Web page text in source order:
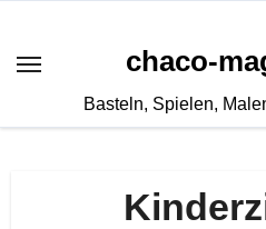
springen
chaco-
Basteln, Spielen,